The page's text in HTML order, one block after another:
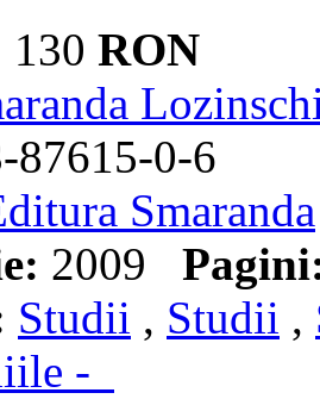
130 RON
87615-0-6
Smaranda
2009
Studii , Studii ,
-